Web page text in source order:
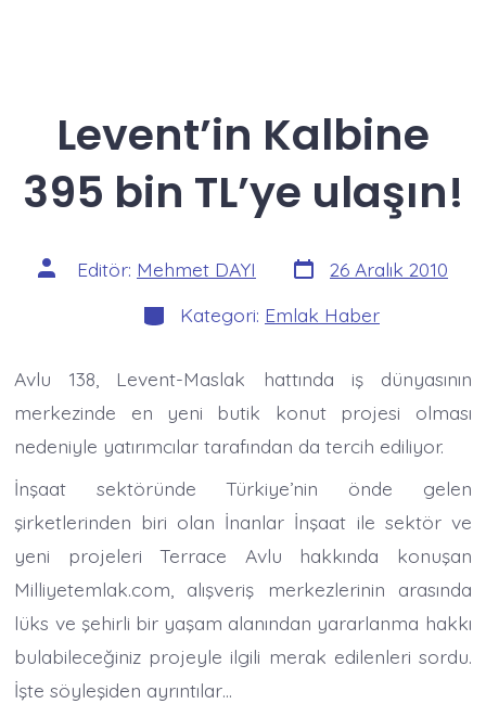
Levent’in Kalbine
395 bin TL’ye ulaşın!
Yazının
yazarı
Editör: Mehmet DAYI Yazı
tarihi
26 Aralık 2010
Kategoriler
Kategori: Emlak Haber
Avlu 138, Levent-Maslak hattında iş dünyasının
merkezinde en yeni butik konut projesi olması
nedeniyle yatırımcılar tarafından da tercih ediliyor.
İnşaat sektöründe Türkiye’nin önde gelen
şirketlerinden biri olan İnanlar İnşaat ile sektör ve
yeni projeleri Terrace Avlu hakkında konuşan
Milliyetemlak.com, alışveriş merkezlerinin arasında
lüks ve şehirli bir yaşam alanından yararlanma hakkı
bulabileceğiniz projeyle ilgili merak edilenleri sordu.
İşte söyleşiden ayrıntılar…